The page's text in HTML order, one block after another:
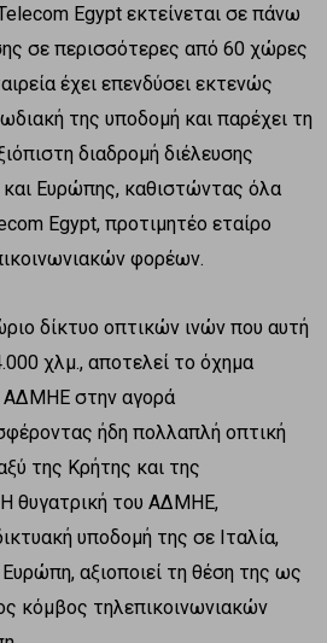
Egypt εκτείνεται σε πάνω
σε περισσότερες από 60 χώρες
έχει επενδύσει εκτενώς
της υποδομή και παρέχει τη
διαδρομή διέλευσης
και Ευρώπης, καθιστώντας όλα
Egypt, προτιμητέο εταίρο
φορέων.
δίκτυο οπτικών ινών που αυτή
χλμ., αποτελεί το όχημα
ΑΔΜΗΕ στην αγορά
ήδη πολλαπλή οπτική
της Κρήτης και της
θυγατρική του ΑΔΜΗΕ,
υποδομή της σε Ιταλία,
αξιοποιεί τη θέση της ως
κόμβος τηλεπικοινωνιακών